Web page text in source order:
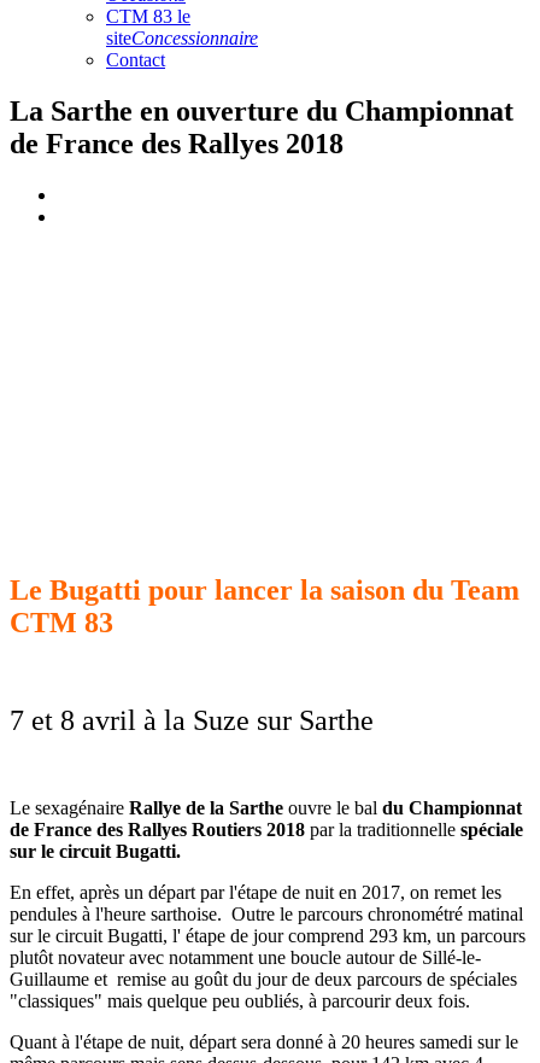
CTM 83 le
siteConcessionnaire
Contact
La Sarthe en ouverture du Championnat
de France des Rallyes 2018
Le Bugatti pour lancer la saison du Team
CTM 83
7 et 8 avril à la Suze sur Sarthe
Le sexagénaire Rallye de la Sarthe ouvre le bal du Championnat
de France des Rallyes Routiers 2018 parla traditionnelle spéciale
sur le circuit Bugatti.
En effet, après un départ par l'étape de nuit en 2017, on remet les
pendules à l'heure sarthoise. Outre le parcours chronométré matinal
sur le circuit Bugatti, l' étape de jour comprend 293 km, un parcours
plutôt novateuravec notamment une boucle autour de Sillé-le-
Guillaume et remise au goût du jour de deux parcours de spéciales
"classiques" mais quelque peu oubliés, à parcourir deux fois.
Quant à l'étape de nuit, départ sera donné à 20 heures samedi sur le